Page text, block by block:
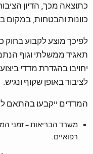
כתוצאה מכך, הדיון
כוונות והבטחות, במקום
לפיכך מוצע לקבוע בחוק
תאגיד ממשלתי וגוף
יחויבו בהגדרת מדדי
לציבור באופן שקוף ונגיש.
המדדים ייקבעו בהתאם
משרד הבריאות – זמני
רפואיים.